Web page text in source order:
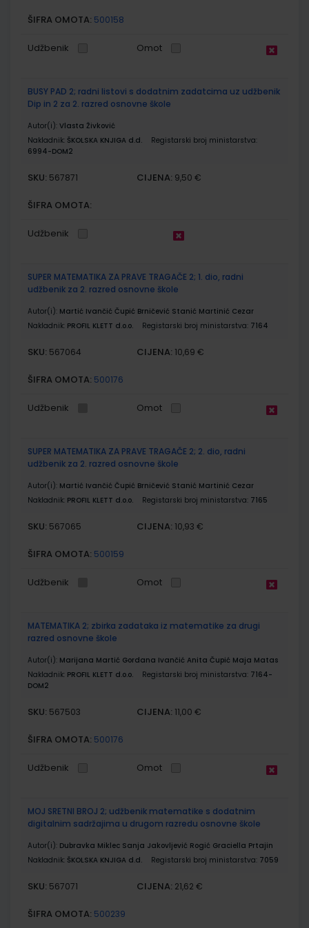
ŠIFRA OMOTA: 500158
Udžbenik Omot
BUSY PAD 2; radni listovi s dodatnim zadatcima uz udžbenik
Dip in 2 za 2. razred osnovne škole
Autor(i): Vlasta Živković
Nakladnik: ŠKOLSKA KNJIGA d.d.
Registarski broj ministarstva:
6994-DOM2
SKU: 567871 CIJENA: 9,50 €
ŠIFRA OMOTA:
Udžbenik
SUPER MATEMATIKA ZA PRAVE TRAGAČE 2; 1. dio, radni
udžbenik za 2. razred osnovne škole
Autor(i): Martić Ivančić Čupić Brničević Stanić Martinić Cezar
Nakladnik: PROFIL KLETT d.o.o. Registarski broj ministarstva: 7164
SKU: 567064 CIJENA: 10,69 €
ŠIFRA OMOTA: 500176
Udžbenik Omot
SUPER MATEMATIKA ZA PRAVE TRAGAČE 2; 2. dio, radni
udžbenik za 2. razred osnovne škole
Autor(i): Martić Ivančić Čupić Brničević Stanić Martinić Cezar
Nakladnik: PROFIL KLETT d.o.o. Registarski broj ministarstva: 7165
SKU: 567065 CIJENA: 10,93 €
ŠIFRA OMOTA: 500159
Udžbenik Omot
MATEMATIKA 2; zbirka zadataka iz matematike za drugi
razred osnovne škole
Autor(i): Marijana Martić Gordana Ivančić Anita Čupić Maja Matas
Nakladnik: PROFIL KLETT d.o.o. Registarski broj ministarstva: 7164-
DOM2
SKU: 567503 CIJENA: 11,00 €
ŠIFRA OMOTA: 500176
Udžbenik Omot
MOJ SRETNI BROJ 2; udžbenik matematike s dodatnim
digitalnim sadržajima u drugom razredu osnovne škole
Autor(i): Dubravka Miklec Sanja Jakovljević Rogić Graciella Prtajin
Nakladnik: ŠKOLSKA KNJIGA d.d. Registarski broj ministarstva: 7059
SKU: 567071 CIJENA: 21,62 €
ŠIFRA OMOTA: 500239